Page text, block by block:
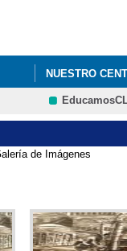
NUESTRO
FORMACIÓN
de Imágenes